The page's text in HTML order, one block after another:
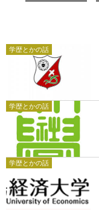
学歴とかの話
学歴とかの話
学歴とかの話